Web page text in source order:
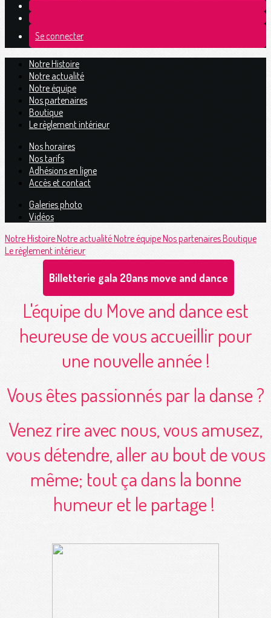
Se connecter
Notre Histoire
Notre actualité
Notre équipe
Nos partenaires
Boutique
Le règlement intérieur
Nos horaires
Nos tarifs
Adhésions en ligne
Accès et contact
Galeries photo
Vidéos
Notre HistoireNotre actualitéNotre équipeNos partenairesBoutique
Le règlement intérieur
Billetterie gala 20ans move and dance
L'équipe du Move and dance est
heureuse de vous accueillir pour
une nouvelle année !
Vous êtes passionnés par la danse ?
Venez rire avec nous, vous amusez,
vous détendre, aller au bout de vous
même; tout ça dans la bonne
humeur et le partage !